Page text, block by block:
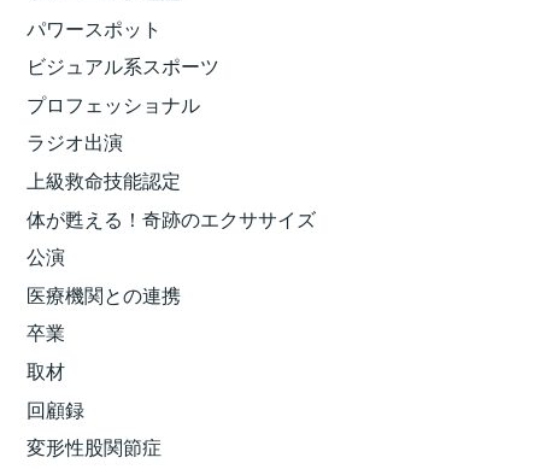
パワースポット
ビジュアル系スポーツ
プロフェッショナル
ラジオ出演
上級救命技能認定
体が甦える！奇跡のエクササイズ
公演
医療機関との連携
卒業
取材
回顧録
変形性股関節症